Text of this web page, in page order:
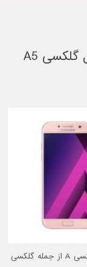
مقایسه نسخه 2017 و 2016 موبایل گلکسی A5
سامسونگ ساعاتی پیش سری جدید گوشی‌های گلکسی A از جمله گلکسی